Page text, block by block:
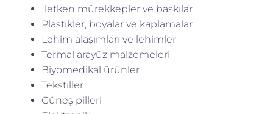
İletken mürekkepler ve baskılar
Plastikler, boyalar ve kaplamalar
Lehim alaşımları ve lehimler
Termal arayüz malzemeleri
Biyomedikal ürünler
Tekstiller
Güneş pilleri